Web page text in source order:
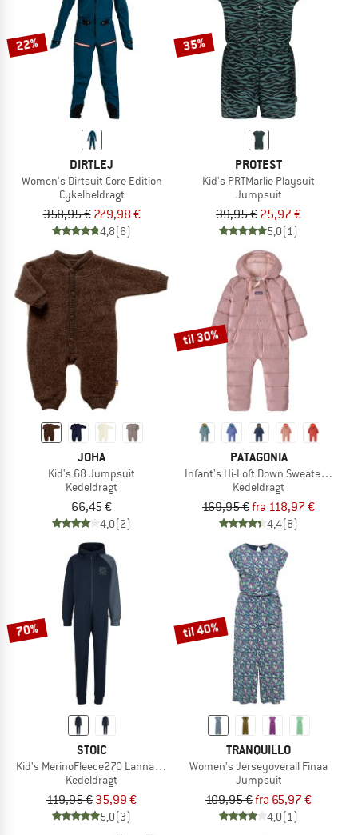
22%
DIRTLEJ
Women's Dirtsuit Core Edition
Cykelheldragt
358,95 € 279,98 €
4,8(6)
35%
PROTEST
Kid's PRTMarlie Playsuit
Jumpsuit
39,95 € 25,97 €
5,0(1)
JOHA
Kid's 68 Jumpsuit
Kedeldragt
66,45 €
4,0(2)
til 30%
PATAGONIA
Infant's Hi-Loft Down Sweater
Kedeldragt
169,95 €fra 118,97 €
4,4(8)
70%
STOIC
Kid's MerinoFleece270 LannaSt. One Suit
Kedeldragt
119,95 € 35,99 €
5,0(3)
til 40%
TRANQUILLO
Women's Jerseyoverall Finaa
Jumpsuit
109,95 €fra 65,97 €
4,0(1)